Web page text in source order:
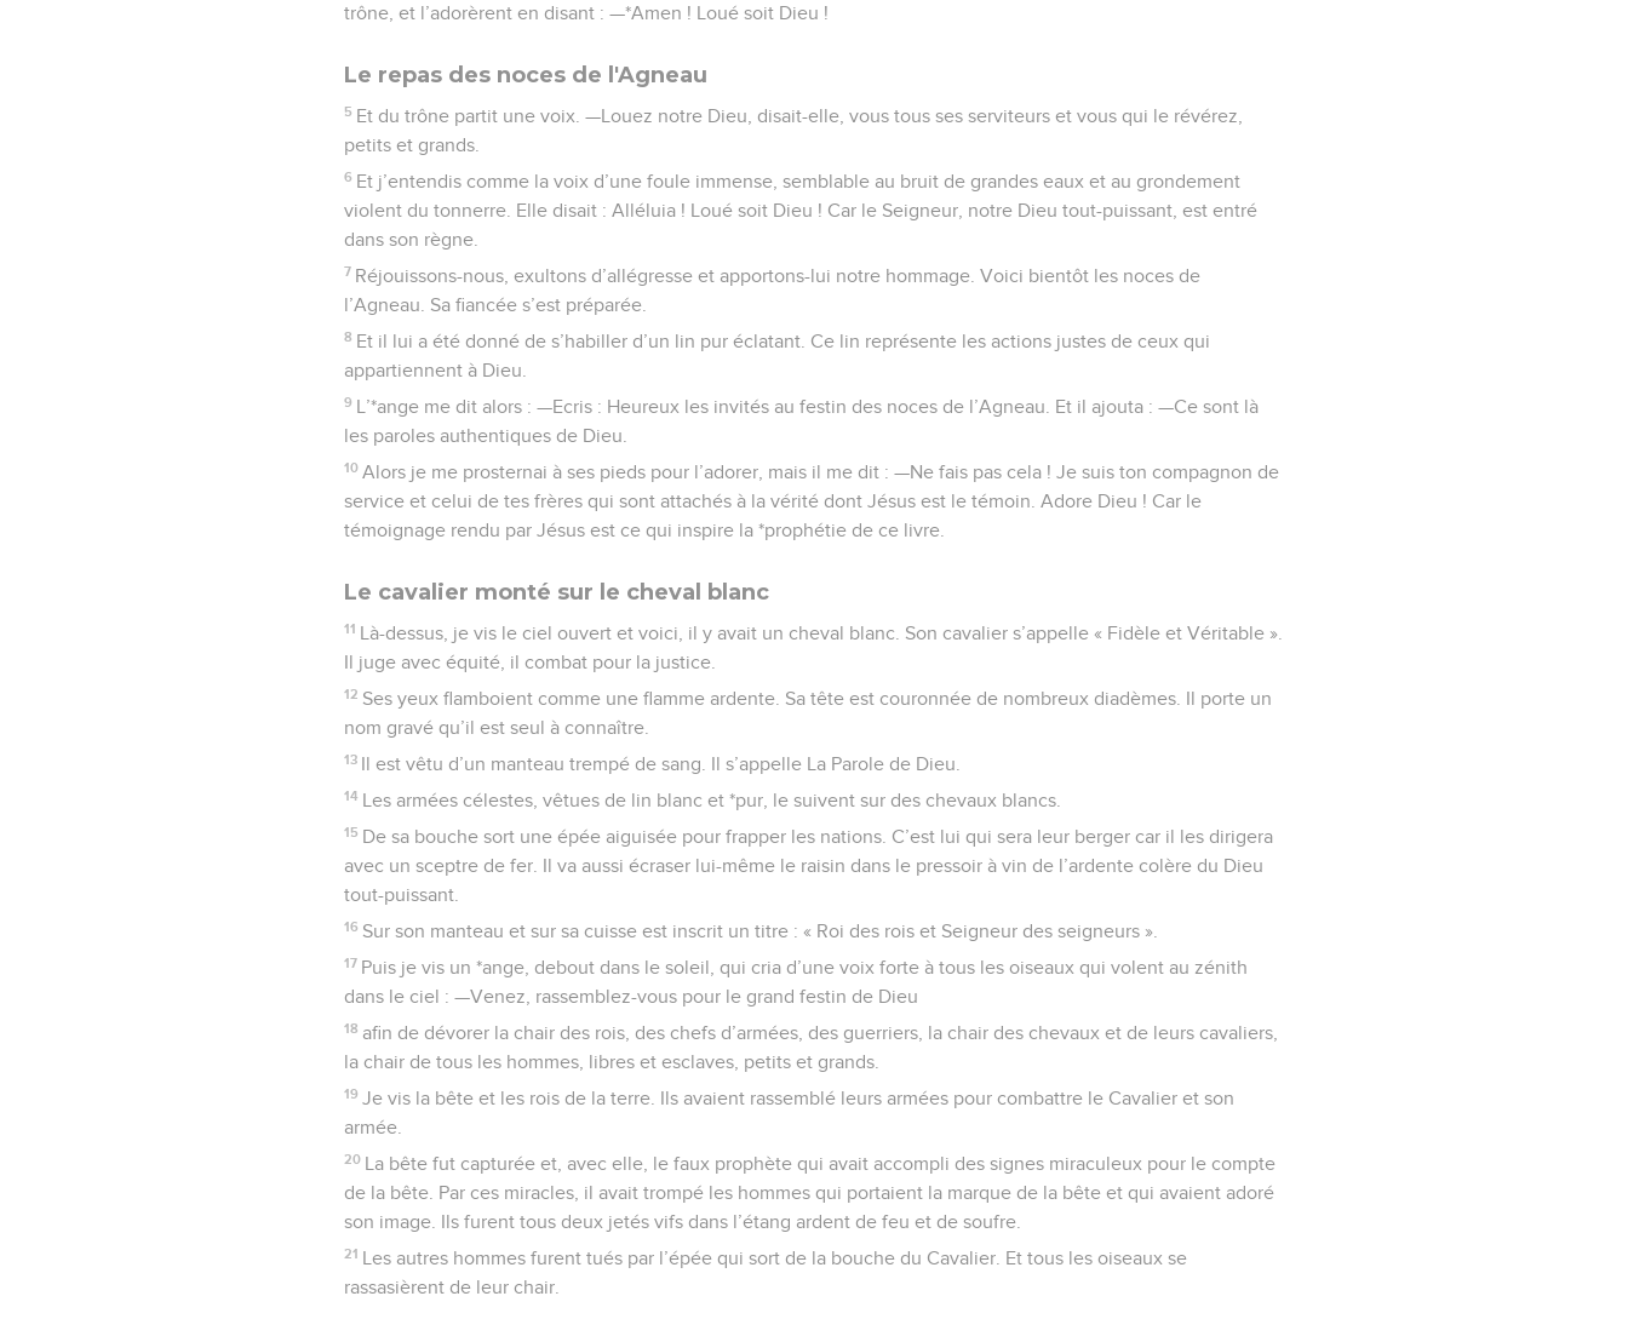
trône, et l’adorèrent en disant : —*Amen ! Loué soit Dieu !
Le repas des noces de l'Agneau
5 Et du trône partit une voix. —Louez notre Dieu, disait-elle, vous tous ses serviteurs et vous qui le révérez,
petits et grands.
6 Et j’entendis comme la voix d’une foule immense, semblable au bruit de grandes eaux et au grondement
violent du tonnerre. Elle disait : Alléluia ! Loué soit Dieu ! Car le Seigneur, notre Dieu tout-puissant, est entré
dans son règne.
7 Réjouissons-nous, exultons d’allégresse et apportons-lui notre hommage. Voici bientôt les noces de
l’Agneau. Sa fiancée s’est préparée.
8 Et il lui a été donné de s’habiller d’un lin pur éclatant. Ce lin représente les actions justes de ceux qui
appartiennent à Dieu.
9 L’*ange me dit alors : —Ecris : Heureux les invités au festin des noces de l’Agneau. Et il ajouta : —Ce sont là
les paroles authentiques de Dieu.
10 Alors je me prosternai à ses pieds pour l’adorer, mais il me dit : —Ne fais pas cela ! Je suis ton compagnon de
service et celui de tes frères qui sont attachés à la vérité dont Jésus est le témoin. Adore Dieu ! Car le
témoignage rendu par Jésus est ce qui inspire la *prophétie de ce livre.
Le cavalier monté sur le cheval blanc
11 Là-dessus, je vis le ciel ouvert et voici, il y avait un cheval blanc. Son cavalier s’appelle « Fidèle et Véritable ».
Il juge avec équité, il combat pour la justice.
12 Ses yeux flamboient comme une flamme ardente. Sa tête est couronnée de nombreux diadèmes. Il porte un
nom gravé qu’il est seul à connaître.
13 Il est vêtu d’un manteau trempé de sang. Il s’appelle La Parole de Dieu.
14 Les armées célestes, vêtues de lin blanc et *pur, le suivent sur des chevaux blancs.
15 De sa bouche sort une épée aiguisée pour frapper les nations. C’est lui qui sera leur berger car il les dirigera
avec un sceptre de fer. Il va aussi écraser lui-même le raisin dans le pressoir à vin de l’ardente colère du Dieu
tout-puissant.
16 Sur son manteau et sur sa cuisse est inscrit un titre : « Roi des rois et Seigneur des seigneurs ».
17 Puis je vis un *ange, debout dans le soleil, qui cria d’une voix forte à tous les oiseaux qui volent au zénith
dans le ciel : —Venez, rassemblez-vous pour le grand festin de Dieu
18 afin de dévorer la chair des rois, des chefs d’armées, des guerriers, la chair des chevaux et de leurs cavaliers,
la chair de tous les hommes, libres et esclaves, petits et grands.
19 Je vis la bête et les rois de la terre. Ils avaient rassemblé leurs armées pour combattre le Cavalier et son
armée.
20 La bête fut capturée et, avec elle, le faux prophète qui avait accompli des signes miraculeux pour le compte
de la bête. Par ces miracles, il avait trompé les hommes qui portaient la marque de la bête et qui avaient adoré
son image. Ils furent tous deux jetés vifs dans l’étang ardent de feu et de soufre.
21 Les autres hommes furent tués par l’épée qui sort de la bouche du Cavalier. Et tous les oiseaux se
rassasièrent de leur chair.